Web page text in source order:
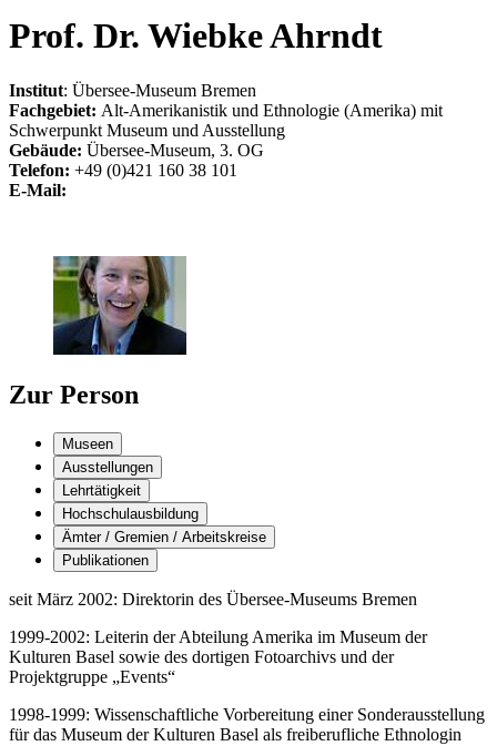
Prof. Dr. Wiebke Ahrndt
Institut: Übersee-Museum Bremen
Fachgebiet: Alt-Amerikanistik und Ethnologie (Amerika) mit
Schwerpunkt Museum und Ausstellung
Gebäude: Übersee-Museum, 3. OG
Telefon: +49 (0)421 160 38 101
E-Mail:
Zur Person
Museen
Ausstellungen
Lehrtätigkeit
Hochschulausbildung
Ämter / Gremien / Arbeitskreise
Publikationen
seit März 2002: Direktorin des Übersee-Museums Bremen
1999-2002: Leiterin der Abteilung Amerika im Museum der
Kulturen Basel sowie des dortigen Fotoarchivs und der
Projektgruppe „Events“
1998-1999: Wissenschaftliche Vorbereitung einer Sonderausstellung
für das Museum der Kulturen Basel als freiberufliche Ethnologin